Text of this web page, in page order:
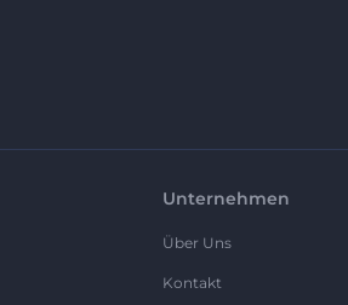
Unternehmen
Über Uns
Kontakt